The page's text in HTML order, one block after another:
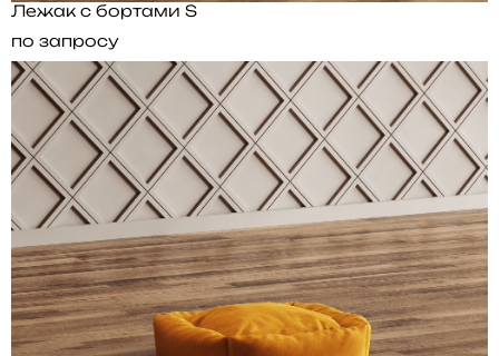
Лежак с бортами S
по запросу